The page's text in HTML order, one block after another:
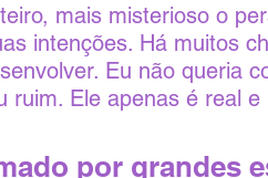
mais misterioso o
intenções. Há muitos
Eu não queria
ruim. Ele apenas é real e
por grandes